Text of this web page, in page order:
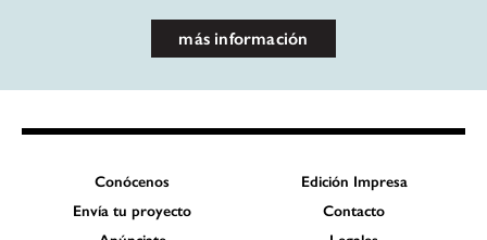
más información
Conócenos
Edición Impresa
Envía tu proyecto
Contacto